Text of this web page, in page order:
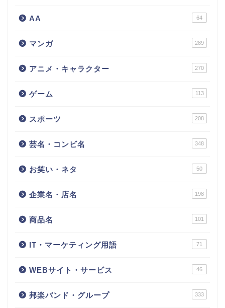
AA 64
マンガ 289
アニメ・キャラクター 270
ゲーム 113
スポーツ 208
芸名・コンビ名 348
お笑い・ネタ 50
企業名・店名 198
商品名 101
IT・マーケティング用語 71
WEBサイト・サービス 46
邦楽バンド・グループ 333